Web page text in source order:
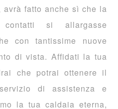
fatto anche sì che la
si allargasse
con tantissime nuove
di vista. Affidati la tua
che potrai ottenere il
di assistenza e
la tua caldaia eterna,